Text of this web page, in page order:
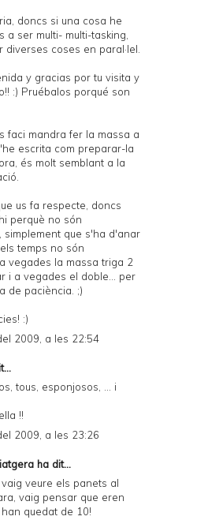
doncs si una cosa he
a ser multi- multi-tasking,
diverses coses en paral·lel.
y gracias por tu visita y
:) Pruébalos porqué son
faci mandra fer la massa a
escrita com preparar-la
és molt semblant a la
us fa respecte, doncs
perquè no són
simplement que s'ha d'anar
temps no són
vegades la massa triga 2
i a vegades el doble... per
de paciència. ;)
:)
2009, a les 22:54
tous, esponjosos, ... i
!!
2009, a les 23:26
ha dit...
veure els panets al
vaig pensar que eren
quedat de 10!